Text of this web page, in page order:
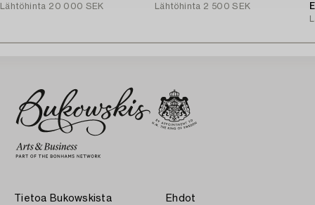
Lähtöhinta 20 000 SEK
Lähtöhinta 2 500 SEK
Tietoa Bukowskista Ehdot